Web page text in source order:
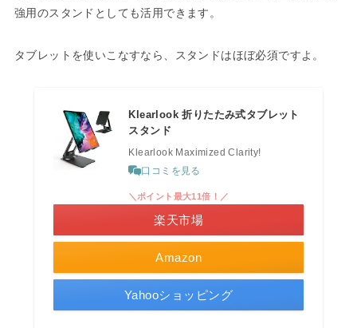
強用のスタンドとしても活用できます。
タブレットを使いこなすなら、スタンドはほぼ必須ですよ。
Klearlook 折りたたみ式タブレット
スタンド
Klearlook Maximized Clarity!
口コミを見る
Amazon
＼ポイント最大11倍！／
楽天市場
Yahooショッピング